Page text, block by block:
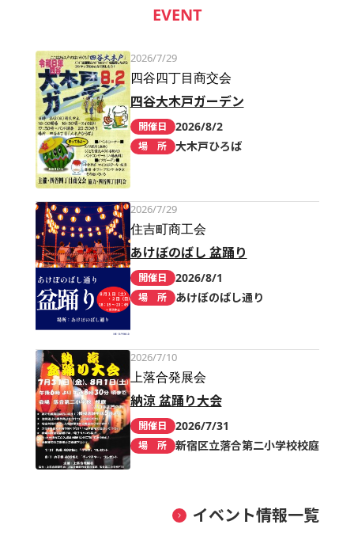
EVENT
2026/7/29
四谷四丁目商交会
四谷大木戸ガーデン
開催日 2026/8/2
場 所 大木戸ひろば
2026/7/29
住吉町商工会
あけぼのばし 盆踊り
開催日 2026/8/1
場 所 あけぼのばし通り
2026/7/10
上落合発展会
納涼 盆踊り大会
開催日 2026/7/31
場 所 新宿区立落合第二小学校校庭
イベント情報一覧